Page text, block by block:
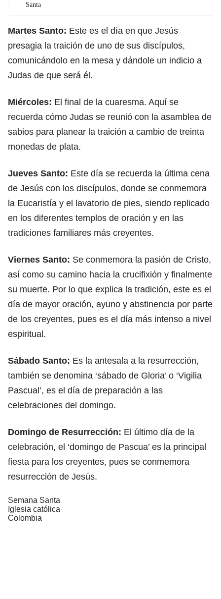
Santa
Martes Santo: Este es el día en que Jesús
presagia la traición de uno de sus discípulos,
comunicándolo en la mesa y dándole un indicio a
Judas de que será él.
Miércoles: El final de la cuaresma. Aquí se
recuerda cómo Judas se reunió con la asamblea de
sabios para planear la traición a cambio de treinta
monedas de plata.
Jueves Santo: Este día se recuerda la última cena
de Jesús con los discípulos, donde se conmemora
la Eucaristía y el lavatorio de pies, siendo replicado
en los diferentes templos de oración y en las
tradiciones familiares más creyentes.
Viernes Santo: Se conmemora la pasión de Cristo,
así como su camino hacia la crucifixión y finalmente
su muerte. Por lo que explica la tradición, este es el
día de mayor oración, ayuno y abstinencia por parte
de los creyentes, pues es el día más intenso a nivel
espiritual.
Sábado Santo: Es la antesala a la resurrección,
también se denomina ‘sábado de Gloria’ o ‘Vigilia
Pascual’, es el día de preparación a las
celebraciones del domingo.
Domingo de Resurrección: El último día de la
celebración, el ‘domingo de Pascua’ es la principal
fiesta para los creyentes, pues se conmemora
resurrección de Jesús.
Semana Santa
Iglesia católica
Colombia